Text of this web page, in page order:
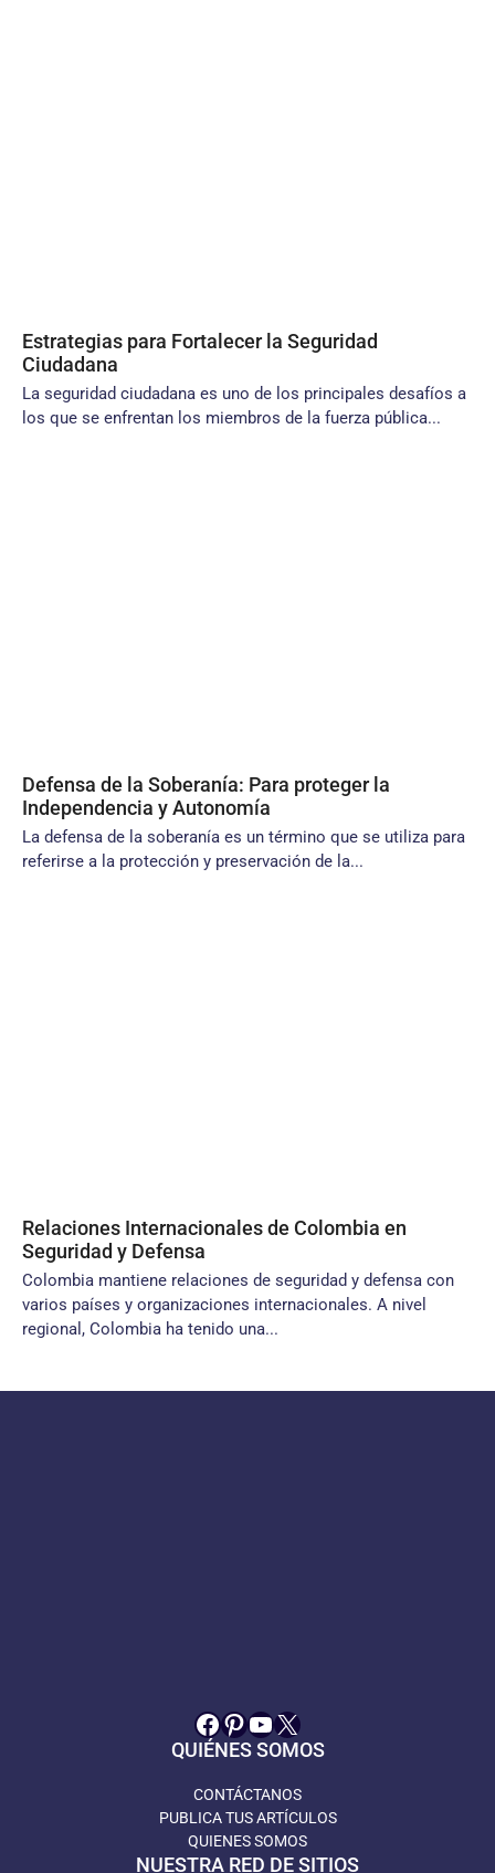
Estrategias para Fortalecer la Seguridad
Ciudadana
La seguridad ciudadana es uno de los principales desafíos a
los que se enfrentan los miembros de la fuerza pública...
Defensa de la Soberanía: Para proteger la
Independencia y Autonomía
La defensa de la soberanía es un término que se utiliza para
referirse a la protección y preservación de la...
Relaciones Internacionales de Colombia en
Seguridad y Defensa
Colombia mantiene relaciones de seguridad y defensa con
varios países y organizaciones internacionales. A nivel
regional, Colombia ha tenido una...
Facebook
Pinterest
YouTube
X
QUIÉNES SOMOS
CONTÁCTANOS
PUBLICA TUS ARTÍCULOS
QUIENES SOMOS
NUESTRA RED DE SITIOS